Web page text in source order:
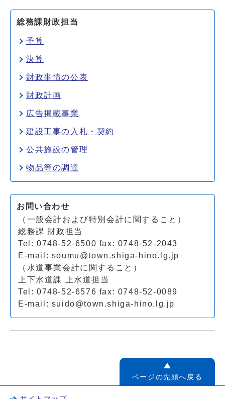
総務課財政担当
予算
決算
財政事情の公表
財政計画
広告掲載事業
建設工事の入札・契約
公共施設の管理
物品等の調達
お問い合わせ
（一般会計および特別会計に関すること）
総務課 財政担当
Tel: 0748-52-6500 fax: 0748-52-2043
E-mail: soumu@town.shiga-hino.lg.jp
（水道事業会計に関すること）
上下水道課 上水道担当
Tel: 0748-52-6576 fax: 0748-52-0089
E-mail: suido@town.shiga-hino.lg.jp
ページの先頭へ戻る